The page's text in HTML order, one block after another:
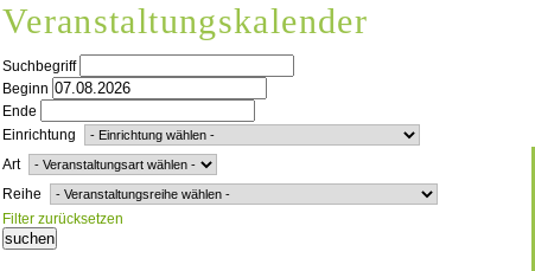
Veranstaltungskalender
Suchbegriff
Beginn
Ende
Einrichtung
Art
Reihe
Filter zurücksetzen